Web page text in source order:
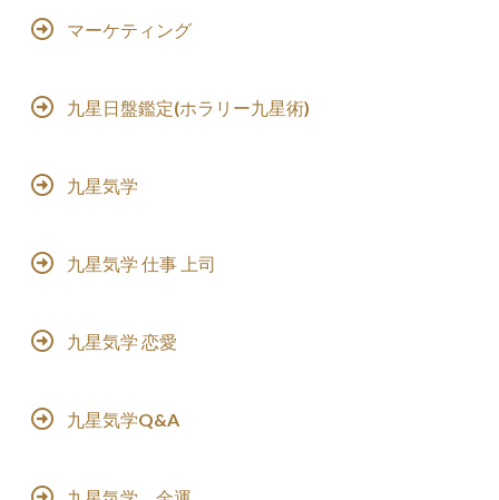
マーケティング
九星日盤鑑定(ホラリー九星術)
九星気学
九星気学 仕事 上司
九星気学 恋愛
九星気学Q&A